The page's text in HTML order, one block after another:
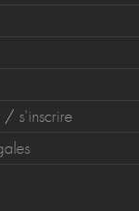
/ s'inscrire